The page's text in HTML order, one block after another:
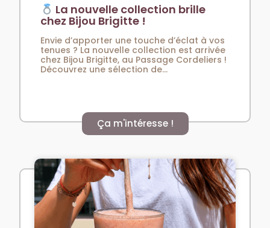
La nouvelle collection brille
chez Bijou Brigitte !
Envie d’apporter une touche d’éclat à vos
tenues ? La nouvelle collection est arrivée
chez Bijou Brigitte, au Passage Cordeliers !
Découvrez une sélection de...
Ça m'intéresse !